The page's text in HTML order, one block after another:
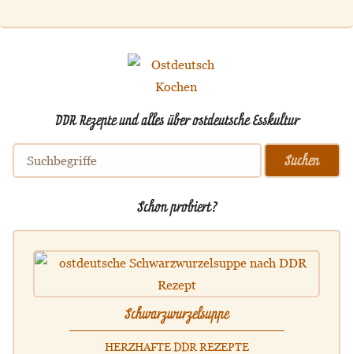
DDR Rezepte und alles über ostdeutsche Esskultur
Schon probiert?
Schwarzwurzelsuppe
HERZHAFTE DDR REZEPTE